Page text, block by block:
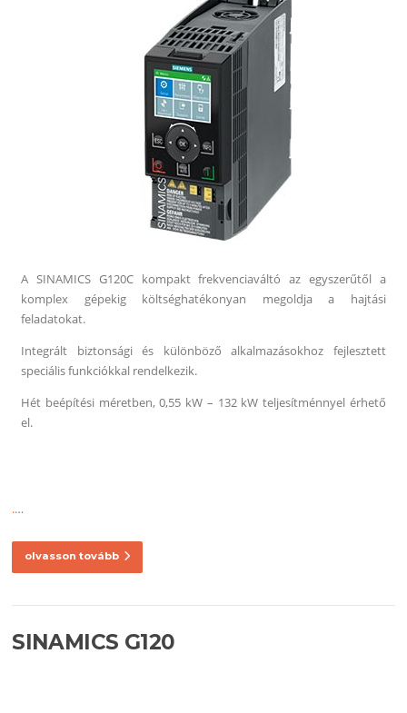
A SINAMICS G120C kompakt frekvenciaváltó az egyszerűtől a
komplex gépekig költséghatékonyan megoldja a hajtási
feladatokat.
Integrált biztonsági és különböző alkalmazásokhoz fejlesztett
speciális funkciókkal rendelkezik.
Hét beépítési méretben, 0,55 kW – 132 kW teljesítménnyel érhető
el.
.…
olvasson tovább
SINAMICS G120